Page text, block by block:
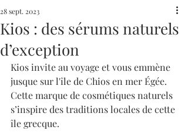
Kios : des sérums naturels
d’exception
28 sept. 2023
Kios invite au voyage et vous emmène
jusque sur l'île de Chios en mer Égée.
Cette marque de cosmétiques naturels
s’inspire des traditions locales de cette
île grecque.